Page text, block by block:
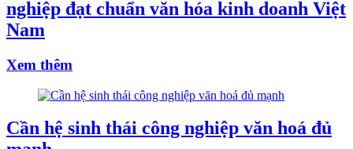
nghiệp đạt chuẩn văn hóa kinh doanh Việt
Nam
Xem thêm
Cần hệ sinh thái công nghiệp văn hoá đủ